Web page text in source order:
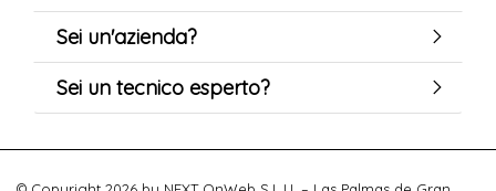
Sei un'azienda?
Sei un tecnico esperto?